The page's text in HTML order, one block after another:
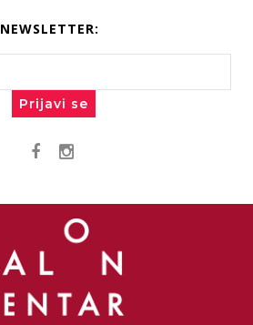
NEWSLETTER:
Prijavi se